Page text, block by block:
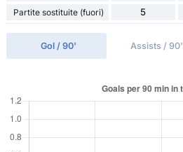
Partite sostituite (fuori) 5
Gol / 90' Assists / 90'